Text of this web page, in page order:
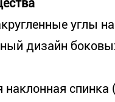
углы
дизайн
спинка